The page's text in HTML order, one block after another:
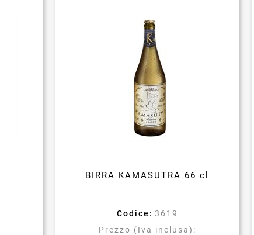
BIRRA KAMASUTRA 66 cl
Codice: 3619
Prezzo (Iva inclusa):